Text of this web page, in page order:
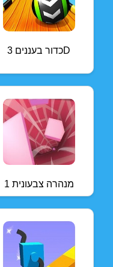
כדור בעננים 3D
מנהרה צבעונית 1